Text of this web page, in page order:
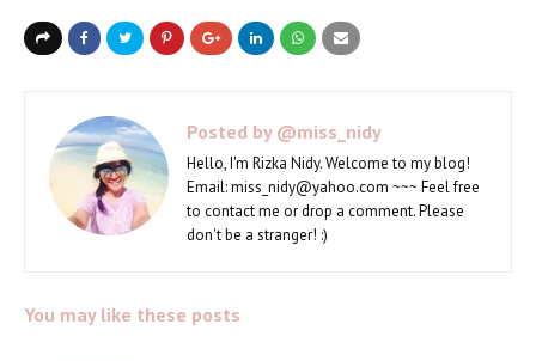
Posted by@miss_nidy
Hello, I'm Rizka Nidy. Welcome to my blog!
Email: miss_nidy@yahoo.com ~~~ Feel free
to contact me or drop a comment. Please
don't be a stranger! :)
You may like these posts